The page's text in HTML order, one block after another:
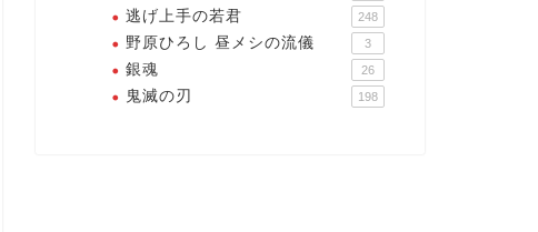
逃げ上手の若君 248
野原ひろし 昼メシの流儀 3
銀魂 26
鬼滅の刃 198